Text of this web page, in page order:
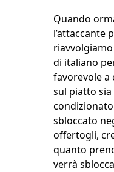
Quando
l’attaccante
di italiano
favorevole a
sul piatto
sbloccato
offertogli,
quanto
verrà